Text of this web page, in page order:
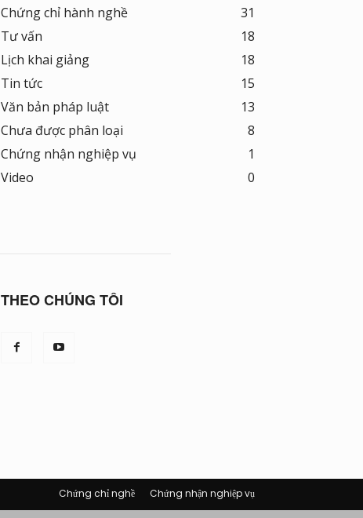
Chứng chỉ hành nghề
31
Tư vấn
18
Lịch khai giảng
18
Tin tức
15
Văn bản pháp luật
13
Chưa được phân loại
8
Chứng nhận nghiệp vụ
1
Video
0
THEO CHÚNG TÔI
Chứng chỉ nghề Chứng nhận nghiệp vụ